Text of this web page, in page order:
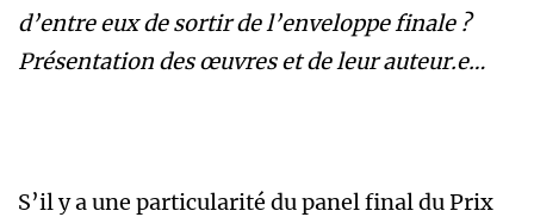
d’entre eux de sortir de l’enveloppe finale ?
Présentation des œuvres et de leur auteur.e…
S’il y a une particularité du panel final du Prix